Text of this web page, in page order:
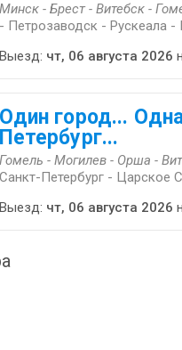
Минск - Брест - Витебск -
- Петрозаводск - Рускеала
Выезд: чт, 06 августа 2026
Один город...
Петербург...
Гомель - Могилев - Орша -
Санкт-Петербург - Царское
Выезд: чт, 06 августа 2026